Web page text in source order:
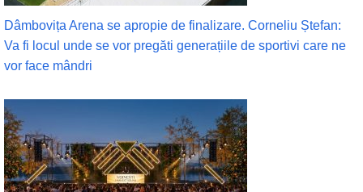
Dâmbovița Arena se apropie de finalizare. Corneliu Ștefan:
Va fi locul unde se vor pregăti generațiile de sportivi care ne
vor face mândri